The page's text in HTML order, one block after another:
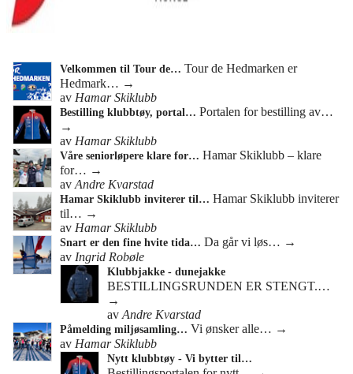
Velkommen til Tour de… Tour de Hedmarken er
Hedmark… →
av Hamar Skiklubb
Bestilling klubbtøy, portal… Portalen for bestilling av…
→
av Hamar Skiklubb
Våre seniorløpere klare for… Hamar Skiklubb – klare
for… →
av Andre Kvarstad
Hamar Skiklubb inviterer til… Hamar Skiklubb inviterer
til… →
av Hamar Skiklubb
Snart er den fine hvite tida… Da går vi løs… →
av Ingrid Robøle
Klubbjakke - dunejakke
BESTILLINGSRUNDEN ER STENGT.…
→
av Andre Kvarstad
Påmelding miljøsamling… Vi ønsker alle… →
av Hamar Skiklubb
Nytt klubbtøy - Vi bytter til…